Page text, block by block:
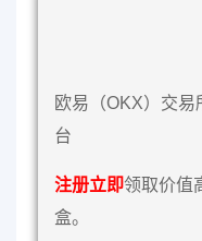
欧易（OKX）交
台
注册立即领取价值
盒。